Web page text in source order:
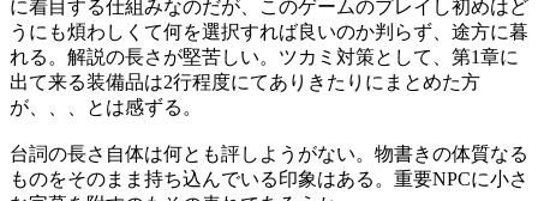
に着目する仕組みなのだが、このゲームのプレイし初めはど
うにも煩わしくて何を選択すれば良いのか判らず、途方に暮
れる。解説の長さが堅苦しい。ツカミ対策として、第1章に
出て来る装備品は2行程度にてありきたりにまとめた方
が、、、とは感ずる。
台詞の長さ自体は何とも評しようがない。物書きの体質なる
ものをそのまま持ち込んでいる印象はある。重要NPCに小さ